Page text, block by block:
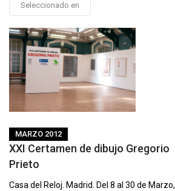
Seleccionado en
MARZO 2012
XXI Certamen de dibujo Gregorio
Prieto
Casa del Reloj. Madrid. Del 8 al 30 de